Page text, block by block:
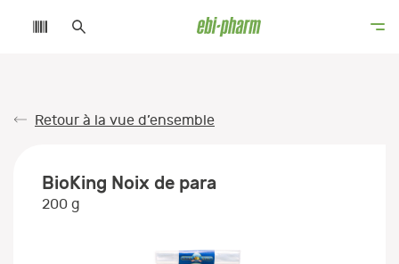
Retour à la vue d’ensemble
BioKing Noix de para
200 g